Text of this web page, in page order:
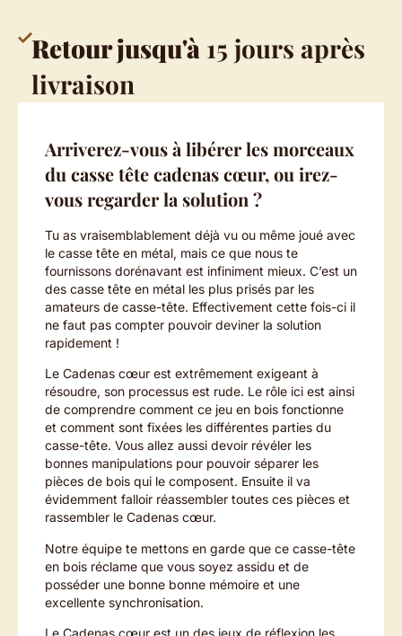
Retour jusqu'à 15 jours après
livraison
Arriverez-vous à libérer les morceaux
du casse tête cadenas cœur, ou irez-
vous regarder la solution ?
Tu as vraisemblablement déjà vu ou même joué avec
le casse tête en métal, mais ce que nous te
fournissons dorénavant est infiniment mieux. C’est un
des casse tête en métal les plus prisés par les
amateurs de casse-tête. Effectivement cette fois-ci il
ne faut pas compter pouvoir deviner la solution
rapidement !
Le Cadenas cœur est extrêmement exigeant à
résoudre, son processus est rude. Le rôle ici est ainsi
de comprendre comment ce jeu en bois fonctionne
et comment sont fixées les différentes parties du
casse-tête. Vous allez aussi devoir révéler les
bonnes manipulations pour pouvoir séparer les
pièces de bois qui le composent. Ensuite il va
évidemment falloir réassembler toutes ces pièces et
rassembler le Cadenas cœur.
Notre équipe te mettons en garde que ce casse-tête
en bois réclame que vous soyez assidu et de
posséder une bonne bonne mémoire et une
excellente synchronisation.